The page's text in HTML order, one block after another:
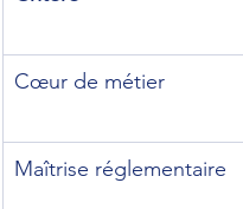
Cœur de métier
Maîtrise réglementaire